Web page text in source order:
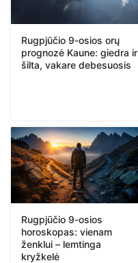
Rugpjūčio 9-osios orų
prognozė Kaune: giedra ir
šilta, vakare debesuosis
Rugpjūčio 9-osios
horoskopas: vienam
ženklui – lemtinga
kryžkelė